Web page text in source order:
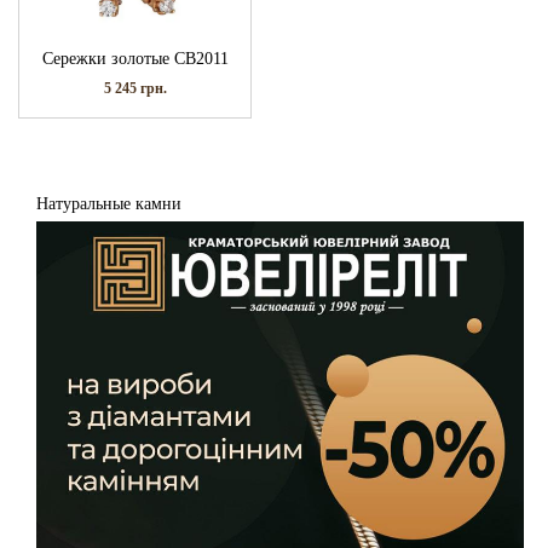
Сережки золотые СВ2011
5 245 грн.
Натуральные камни